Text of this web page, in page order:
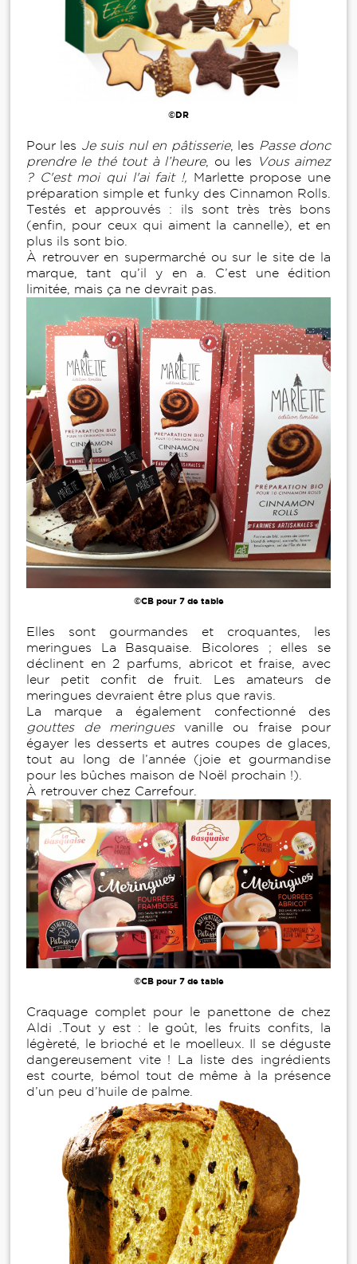
©DR
Pour les Je suis nul en pâtisserie, les Passe donc
prendre le thé tout à l’heure, ou les
Vous aimez
? C'est moi qui l'ai fait !, Marlette propose une
préparation simple et funky des Cinnamon Rolls.
Testés et approuvés : ils sont très très bons
(enfin, pour ceux qui aiment la cannelle), et en
plus ils sont bio.
À retrouver en supermarché ou sur le site de la
marque, tant qu’il y en a. C’est une édition
limitée, mais ça ne devrait pas.
©CB pour 7 de table
Elles sont gourmandes et croquantes, les
meringues La Basquaise. Bicolores ; elles se
déclinent en 2 parfums, abricot et fraise, avec
leur petit confit de fruit. Les amateurs de
meringues devraient être plus que ravis.
La marque a également confectionné des
gouttes de meringuesvanille ou fraise pour
égayer les desserts et autres coupes de glaces,
tout au long de l’année (joie et gourmandise
pour les bûches maison de Noël prochain !).
À retrouver chez Carrefour.
©CB pour 7 de table
Craquage complet pour le panettone de chez
Aldi .Tout y est : le goût, les fruits confits, la
légèreté, le brioché et le moelleux. Il se déguste
dangereusement vite ! La liste des ingrédients
est courte, bémol tout de même à la présence
d’un peu d’huile de palme.